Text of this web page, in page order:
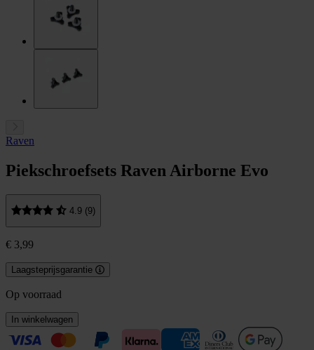
Raven
Piekschroefsets Raven Airborne Evo
4.9 (9)
€ 3,99
Laagsteprijsgarantie
Op voorraad
In winkelwagen